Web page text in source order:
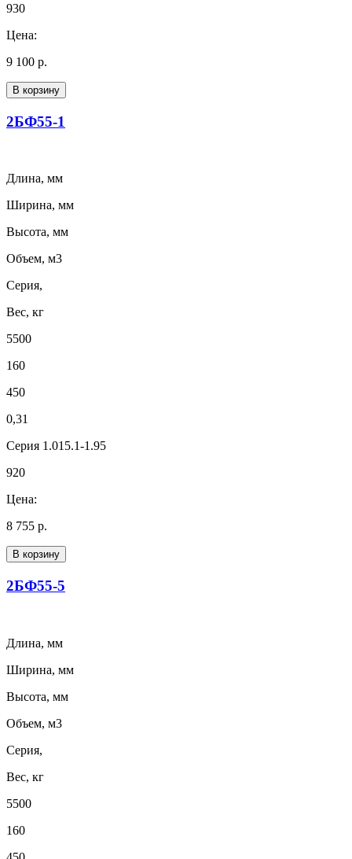
930
Цена:
9 100 р.
В корзину
2БФ55-1
Длина, мм
Ширина, мм
Высота, мм
Объем, м3
Серия,
Вес, кг
5500
160
450
0,31
Серия 1.015.1-1.95
920
Цена:
8 755 р.
В корзину
2БФ55-5
Длина, мм
Ширина, мм
Высота, мм
Объем, м3
Серия,
Вес, кг
5500
160